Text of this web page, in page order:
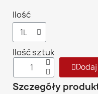
Ilość
Ilość sztuk
Szczegóły